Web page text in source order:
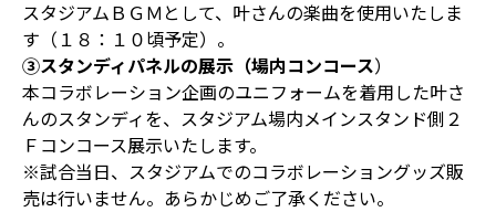
スタジアムＢＧＭとして、叶さんの楽曲を使用いたしま
す（１８：１０頃予定）。
③スタンディパネルの展示（場内コンコース）
本コラボレーション企画のユニフォームを着用した叶さ
んのスタンディを、スタジアム場内メインスタンド側２
Ｆコンコース展示いたします。
※試合当日、スタジアムでのコラボレーショングッズ販
売は行いません。あらかじめご了承ください。